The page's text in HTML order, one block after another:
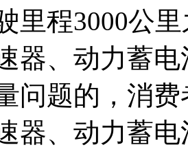
里程3000公
器、动力蓄
问题的，消
器、动力蓄